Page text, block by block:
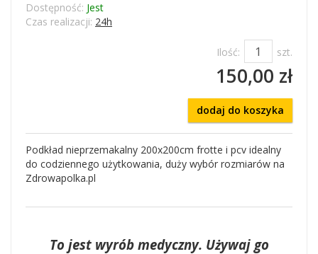
Dostępność: Jest
Czas realizacji: 24h
Ilość: szt.
150,00 zł
dodaj do koszyka
Podkład nieprzemakalny 200x200cm frotte i pcv idealny
do codziennego użytkowania, duży wybór rozmiarów na
Zdrowapolka.pl
To jest wyrób medyczny. Używaj go